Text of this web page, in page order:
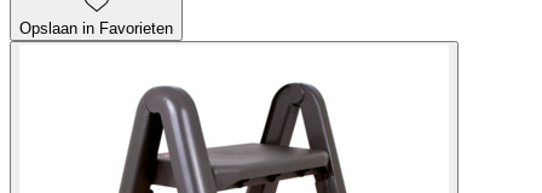
Opslaan in Favorieten